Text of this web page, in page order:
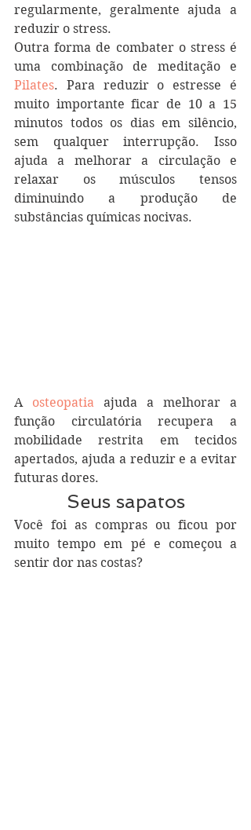
regularmente, geralmente ajuda a
reduzir o stress.
Outra forma de combater o stress é
Pilates. Para reduzir o estresse é
muito importante ficar de 10 a 15
minutos todos os dias em silêncio,
sem qualquer interrupção. Isso
ajuda a melhorar a circulação e
relaxar os músculos tensos
diminuindo a produção de
substâncias químicas nocivas.
A osteopatia ajuda a melhorar a
função circulatória recupera a
mobilidade restrita em tecidos
apertados, ajuda a reduzir e a evitar
futuras dores.
Seus sapatos
Você foi as compras ou ficou por
muito tempo em pé e começou a
sentir dor nas costas?